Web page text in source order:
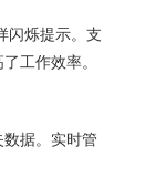
烁提示。支
工作效率。
据。实时管